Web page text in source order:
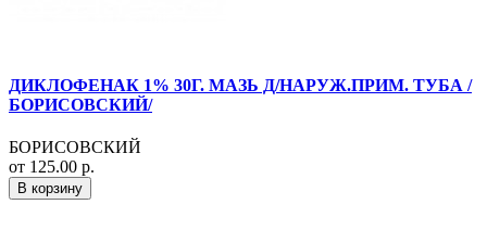
ДИКЛОФЕНАК 1% 30Г. МАЗЬ Д/НАРУЖ.ПРИМ. ТУБА /
БОРИСОВСКИЙ/
БОРИСОВСКИЙ
от 125.00 р.
В корзину